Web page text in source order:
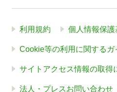
利用規約 個人情報保護
Cookie等の利用に関するガ
サイトアクセス情報の取得
法人・プレスお問い合わせ